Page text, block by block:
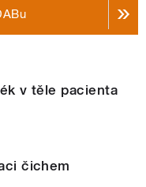
v těle pacienta
čichem